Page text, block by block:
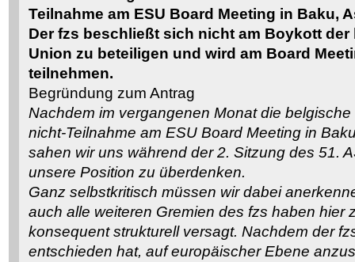
Teilnahme am ESU Board Meeting in Baku,
Der fzs beschließt sich nicht am Boykott
Union zu beteiligen und wird am Board
teilnehmen.
Begründung zum Antrag
Nachdem im vergangenen Monat die
nicht-Teilnahme am ESU Board Meeting in
sahen wir uns während der 2. Sitzung des 51.
unsere Position zu überdenken.
Ganz selbstkritisch müssen wir dabei
auch alle weiteren Gremien des fzs haben hier
konsequent strukturell versagt. Nachdem der
entschieden hat, auf europäischer Ebene